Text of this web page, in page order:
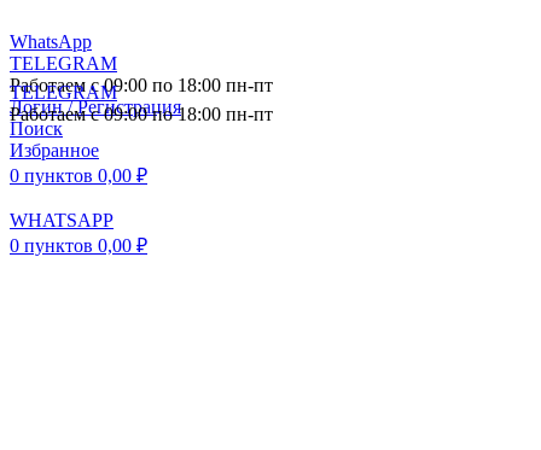
WhatsApp
TELEGRAM
Работаем с 09:00 по 18:00 пн-пт
Логин / Регистрация
Поиск
Избранное
0 пунктов 0,00 ₽
WHATSAPP
0 пунктов 0,00 ₽
TELEGRAM
Работаем с 09:00 по 18:00 пн-пт